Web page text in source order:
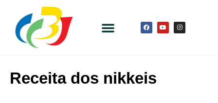
Receita dos nikkeis